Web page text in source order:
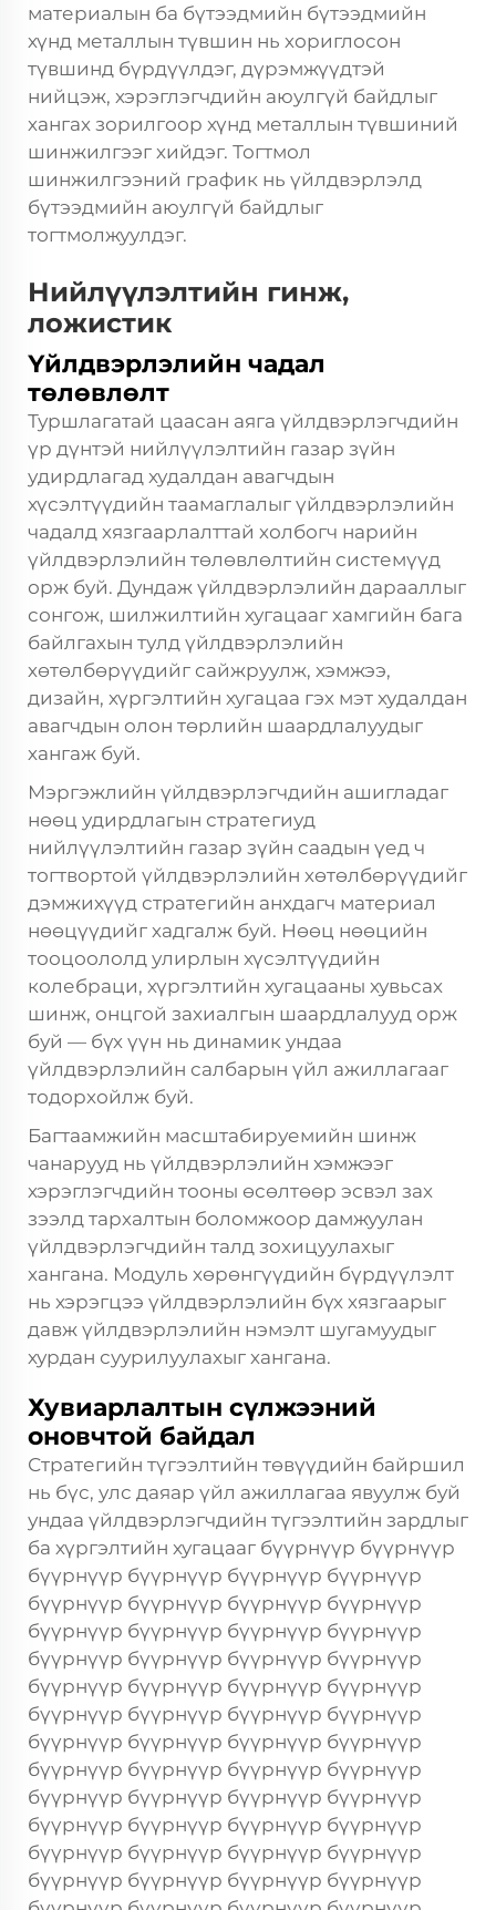
материалын ба бүтээдмийн бүтээдмийн
хүнд металлын түвшин нь хориглосон
түвшинд бүрдүүлдэг, дүрэмжүүдтэй
нийцэж, хэрэглэгчдийн аюулгүй байдлыг
хангах зорилгоор хүнд металлын түвшиний
шинжилгээг хийдэг. Тогтмол
шинжилгээний график нь үйлдвэрлэлд
бүтээдмийн аюулгүй байдлыг
тогтмолжуулдэг.
Нийлүүлэлтийн гинж,
ложистик
Үйлдвэрлэлийн чадал
төлөвлөлт
Туршлагатай цаасан аяга үйлдвэрлэгчдийн
үр дүнтэй нийлүүлэлтийн газар зүйн
удирдлагад худалдан авагчдын
хүсэлтүүдийн таамаглалыг үйлдвэрлэлийн
чадалд хязгаарлалттай холбогч нарийн
үйлдвэрлэлийн төлөвлөлтийн системүүд
орж буй. Дундаж үйлдвэрлэлийн дарааллыг
сонгож, шилжилтийн хугацааг хамгийн бага
байлгахын тулд үйлдвэрлэлийн
хөтөлбөрүүдийг сайжруулж, хэмжээ,
дизайн, хүргэлтийн хугацаа гэх мэт худалдан
авагчдын олон төрлийн шаардлалуудыг
хангаж буй.
Мэргэжлийн үйлдвэрлэгчдийн ашигладаг
нөөц удирдлагын стратегиуд
нийлүүлэлтийн газар зүйн саадын үед ч
тогтвортой үйлдвэрлэлийн хөтөлбөрүүдийг
дэмжихүүд стратегийн анхдагч материал
нөөцүүдийг хадгалж буй. Нөөц нөөцийн
тооцоололд улирлын хүсэлтүүдийн
колебраци, хүргэлтийн хугацааны хувьсах
шинж, онцгой захиалгын шаардлалууд орж
буй — бүх үүн нь динамик ундаа
үйлдвэрлэлийн салбарын үйл ажиллагааг
тодорхойлж буй.
Багтаамжийн масштабируемийн шинж
чанарууд нь үйлдвэрлэлийн хэмжээг
хэрэглэгчдийн тооны өсөлтөөр эсвэл зах
зээлд тархалтын боломжоор дамжуулан
үйлдвэрлэгчдийн талд зохицуулахыг
хангана. Модуль хөрөнгүүдийн бүрдүүлэлт
нь хэрэгцээ үйлдвэрлэлийн бүх хязгаарыг
давж үйлдвэрлэлийн нэмэлт шугамуудыг
хурдан суурилуулахыг хангана.
Хувиарлалтын сүлжээний
оновчтой байдал
Стратегийн түгээлтийн төвүүдийн байршил
нь бүс, улс даяар үйл ажиллагаа явуулж буй
ундаа үйлдвэрлэгчдийн түгээлтийн зардлыг
ба хүргэлтийн хугацааг бүүрнүүр бүүрнүүр
бүүрнүүр бүүрнүүр бүүрнүүр бүүрнүүр
бүүрнүүр бүүрнүүр бүүрнүүр бүүрнүүр
бүүрнүүр бүүрнүүр бүүрнүүр бүүрнүүр
бүүрнүүр бүүрнүүр бүүрнүүр бүүрнүүр
бүүрнүүр бүүрнүүр бүүрнүүр бүүрнүүр
бүүрнүүр бүүрнүүр бүүрнүүр бүүрнүүр
бүүрнүүр бүүрнүүр бүүрнүүр бүүрнүүр
бүүрнүүр бүүрнүүр бүүрнүүр бүүрнүүр
бүүрнүүр бүүрнүүр бүүрнүүр бүүрнүүр
бүүрнүүр бүүрнүүр бүүрнүүр бүүрнүүр
бүүрнүүр бүүрнүүр бүүрнүүр бүүрнүүр
бүүрнүүр бүүрнүүр бүүрнүүр бүүрнүүр